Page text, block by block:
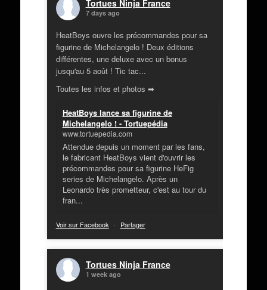
Tortues Ninja France
7 days ago
HeatBoys ouvre les précommandes pour sa
figurine de Michelangelo ! Deux éditions
différentes, une deluxe avec un bonus
jusqu'au 5 août ! Tic tac...
Toutes les infos et photos ➡
HeatBoys lance sa figurine de
Michelangelo ! - Tortuepédia
www.tortuepedia.com
Attendue depuis un moment par les fans,
le fabricant HeatBoys vient d'ouvrir les
précommandes pour sa figurine HeFig
series de Michelangelo. Après un
Leonardo très prometteur, c'est au tour du
fran...
Voir sur Facebook · Partager
Tortues Ninja France
1 week ago